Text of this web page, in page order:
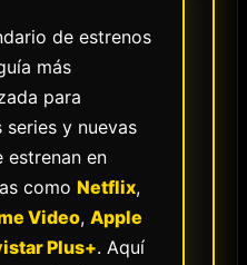
de estrenos
más
para
y nuevas
estrenan en
como Netflix,
Video, Apple
Plus+. Aquí